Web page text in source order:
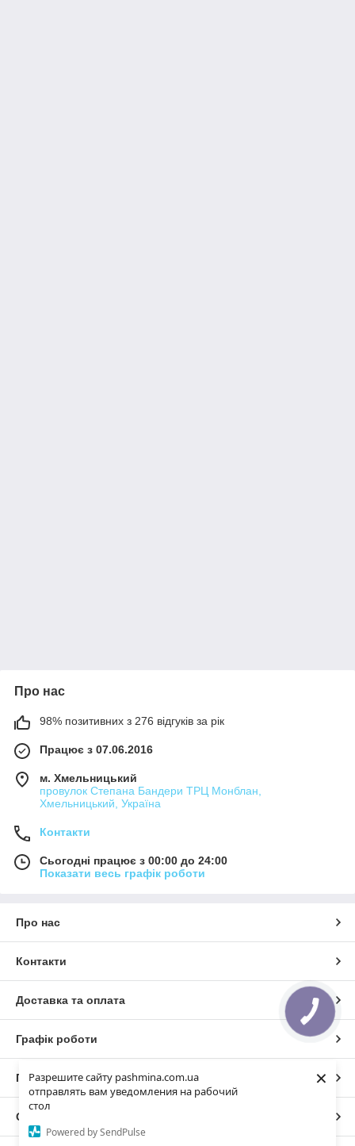
Разрешите сайту pashmina.com.ua
отправлять вам уведомления на рабочий
стол
Powered by SendPulse
×
Про нас
98% позитивних з 276 відгуків за рік
Працює з 07.06.2016
м. Хмельницький
провулок Степана Бандери ТРЦ Монблан,
Хмельницький, Україна
Контакти
Сьогодні працює з 00:00 до 24:00
Показати весь графік роботи
Про нас
Контакти
Доставка та оплата
Графік роботи
Повна версія сайту
Сайт створено на маркетплейсі